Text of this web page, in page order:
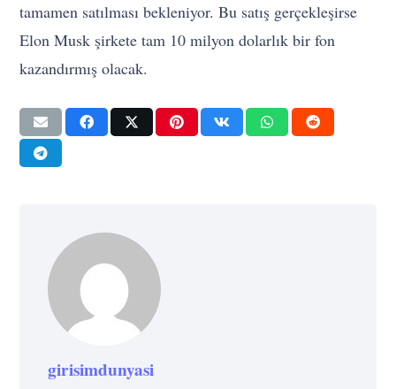
tamamen satılması bekleniyor. Bu satış gerçekleşirse
Elon Musk şirkete tam 10 milyon dolarlık bir fon
kazandırmış olacak.
girisimdunyasi